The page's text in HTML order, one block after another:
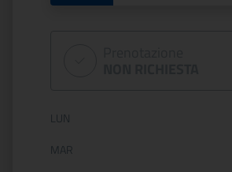
Orario di apertura:
LUN
MAR